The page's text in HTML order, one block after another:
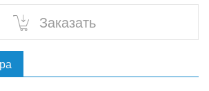
Заказать